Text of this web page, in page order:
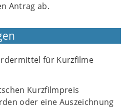
Antrag ab.
für Kurzfilme
Kurzfilmpreis
oder eine Auszeichnung